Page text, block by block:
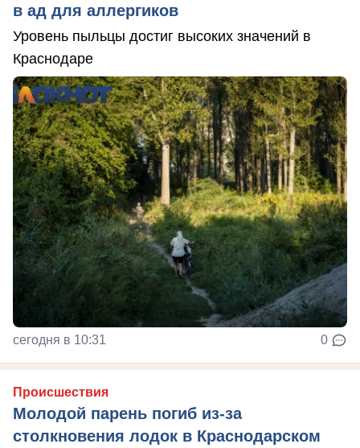
в ад для аллергиков
Уровень пыльцы достиг высоких значений в
Краснодаре
сегодня в 10:31 0
Происшествия
Молодой парень погиб из-за
столкновения лодок в Краснодарском